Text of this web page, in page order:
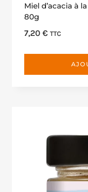
Miel d’acacia à
80g
7,20 € TTC